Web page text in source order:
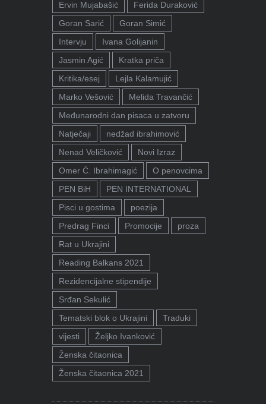
Ervin Mujabašić
Ferida Duraković
Goran Sarić
Goran Simić
Intervju
Ivana Golijanin
Jasmin Agić
Kratka priča
Kritika/esej
Lejla Kalamujić
Marko Vešović
Melida Travančić
Međunarodni dan pisaca u zatvoru
Natječaji
nedžad ibrahimović
Nenad Veličković
Novi Izraz
Omer Ć. Ibrahimagić
O penovcima
PEN BiH
PEN INTERNATIONAL
Pisci u gostima
poezija
Predrag Finci
Promocije
proza
Rat u Ukrajini
Reading Balkans 2021
Rezidencijalne stipendije
Srđan Sekulić
Tematski blok o Ukrajini
Traduki
vijesti
Željko Ivanković
Ženska čitaonica
Ženska čitaonica 2021